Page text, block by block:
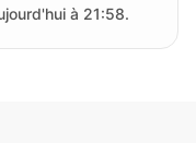
à 21:58.